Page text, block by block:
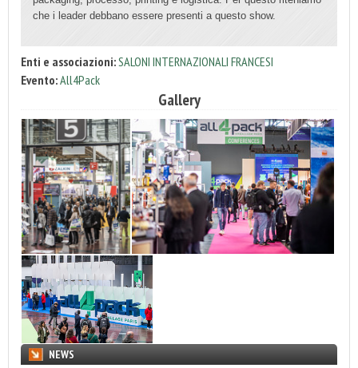
che i leader debbano essere presenti a questo show.
Enti e associazioni:SALONI INTERNAZIONALI FRANCESI
Evento:All4Pack
Gallery
NEWS